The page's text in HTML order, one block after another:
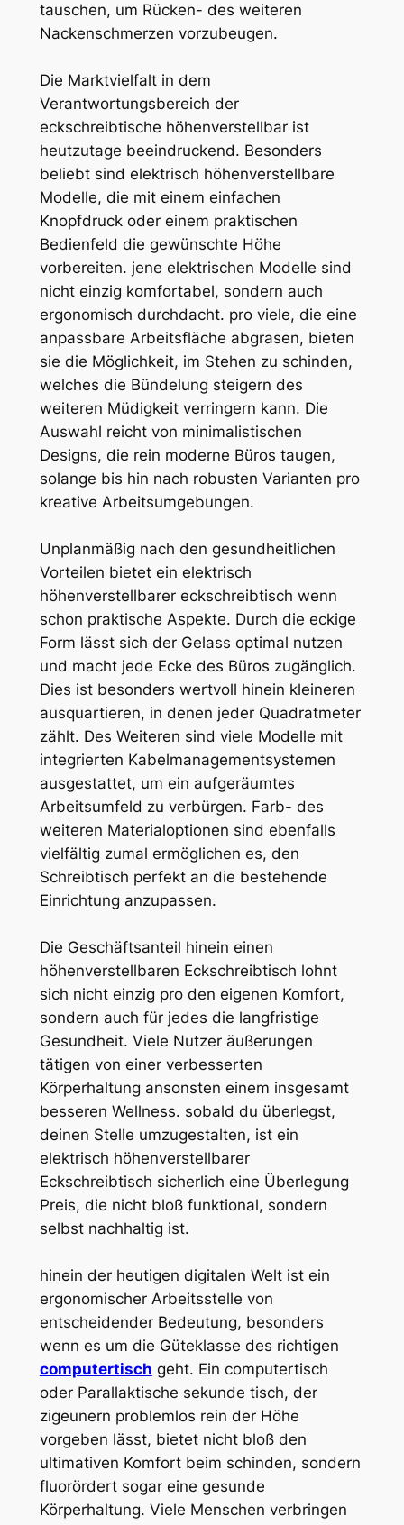
tauschen, um Rücken- des weiteren
Nackenschmerzen vorzubeugen.
Die Marktvielfalt in dem
Verantwortungsbereich der
eckschreibtische höhenverstellbar ist
heutzutage beeindruckend. Besonders
beliebt sind elektrisch höhenverstellbare
Modelle, die mit einem einfachen
Knopfdruck oder einem praktischen
Bedienfeld die gewünschte Höhe
vorbereiten. jene elektrischen Modelle sind
nicht einzig komfortabel, sondern auch
ergonomisch durchdacht. pro viele, die eine
anpassbare Arbeitsfläche abgrasen, bieten
sie die Möglichkeit, im Stehen zu schinden,
welches die Bündelung steigern des
weiteren Müdigkeit verringern kann. Die
Auswahl reicht von minimalistischen
Designs, die rein moderne Büros taugen,
solange bis hin nach robusten Varianten pro
kreative Arbeitsumgebungen.
Unplanmäßig nach den gesundheitlichen
Vorteilen bietet ein elektrisch
höhenverstellbarer eckschreibtisch wenn
schon praktische Aspekte. Durch die eckige
Form lässt sich der Gelass optimal nutzen
und macht jede Ecke des Büros zugänglich.
Dies ist besonders wertvoll hinein kleineren
ausquartieren, in denen jeder Quadratmeter
zählt. Des Weiteren sind viele Modelle mit
integrierten Kabelmanagementsystemen
ausgestattet, um ein aufgeräumtes
Arbeitsumfeld zu verbürgen. Farb- des
weiteren Materialoptionen sind ebenfalls
vielfältig zumal ermöglichen es, den
Schreibtisch perfekt an die bestehende
Einrichtung anzupassen.
Die Geschäftsanteil hinein einen
höhenverstellbaren Eckschreibtisch lohnt
sich nicht einzig pro den eigenen Komfort,
sondern auch für jedes die langfristige
Gesundheit. Viele Nutzer äußerungen
tätigen von einer verbesserten
Körperhaltung ansonsten einem insgesamt
besseren Wellness. sobald du überlegst,
deinen Stelle umzugestalten, ist ein
elektrisch höhenverstellbarer
Eckschreibtisch sicherlich eine Überlegung
Preis, die nicht bloß funktional, sondern
selbst nachhaltig ist.
hinein der heutigen digitalen Welt ist ein
ergonomischer Arbeitsstelle von
entscheidender Bedeutung, besonders
wenn es um die Güteklasse des richtigen
computertisch geht. Ein computertisch
oder Parallaktische sekunde tisch, der
zigeunern problemlos rein der Höhe
vorgeben lässt, bietet nicht bloß den
ultimativen Komfort beim schinden, sondern
fluorördert sogar eine gesunde
Körperhaltung. Viele Menschen verbringen